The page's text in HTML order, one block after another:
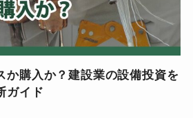
か購入か？建設業の設備投資を
ガイド